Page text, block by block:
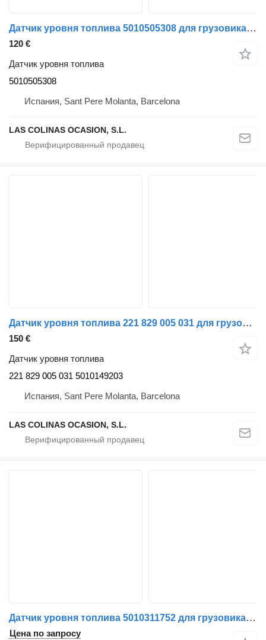
Датчик уровня топлива 5010505308 для грузовика Renault Midlum
120 €
Датчик уровня топлива
5010505308
Испания, Sant Pere Molanta, Barcelona
LAS COLINAS OCASION, S.L.
Датчик уровня топлива 221 829 005 031 для грузовика Renault
150 €
Датчик уровня топлива
221 829 005 031 5010149203
Испания, Sant Pere Molanta, Barcelona
LAS COLINAS OCASION, S.L.
Датчик уровня топлива 5010311752 для грузовика Renault
Цена по запросу